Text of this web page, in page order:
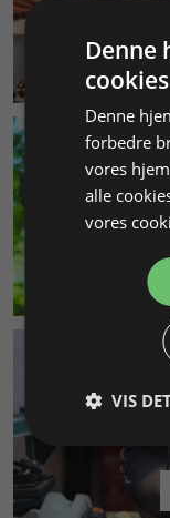
Denne
cookies
Denne
forbedre
vores
alle
vores
VIS